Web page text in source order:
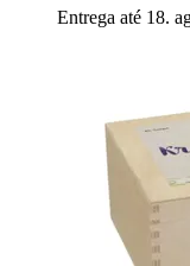
Entrega até 18.